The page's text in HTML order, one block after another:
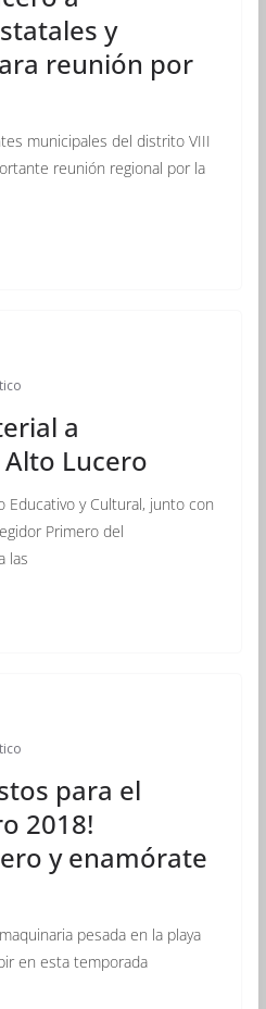
y
reunión por
municipales del distrito VIII
reunión regional por la
a
Lucero
Educativo y Cultural, junto con
Primero del
las
para el
2018!
y enamórate
pesada en la playa
en esta temporada